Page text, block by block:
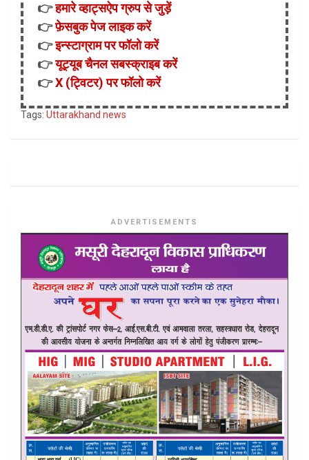
👉हमारे व्हाट्सऐप ग्रुप से जुड़ें
👉फ़ेसबुक पेज लाइक करें
👉इन्स्टाग्राम पर फॉलो करें
👉यूट्यूब चैनल सबस्क्राइब करें
👉X (ट्विटर) पर फॉलो करें
Tags: Uttarakhand news
ADVERTISEMENTS